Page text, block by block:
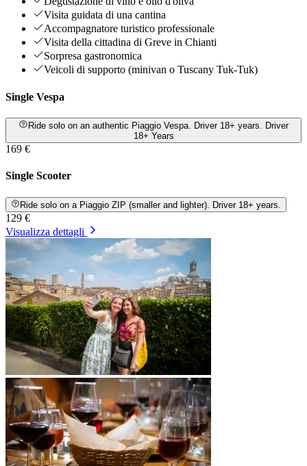
Visita guidata di una cantina
Accompagnatore turistico professionale
Visita della cittadina di Greve in Chianti
Sorpresa gastronomica
Veicoli di supporto (minivan o Tuscany Tuk-Tuk)
Single Vespa
Ride solo on an authentic Piaggio Vespa. Driver 18+ years. Driver
18+ Years
169 €
Single Scooter
Ride solo on a Piaggio ZIP (smaller and lighter). Driver 18+ years.
129 €
Visualizza dettagli